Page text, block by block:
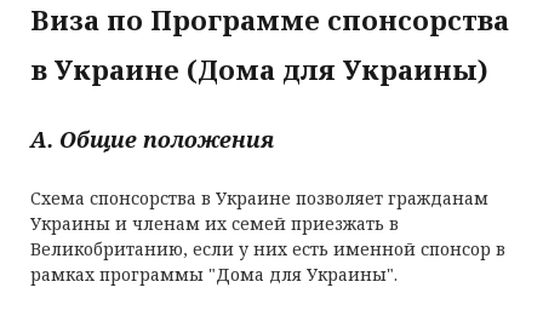
Виза по Программе спонсорства
в Украине (Дома для Украины)
A. Общие положения
Схема спонсорства в Украине позволяет гражданам
Украины и членам их семей приезжать в
Великобританию, если у них есть именной спонсор в
рамках программы "Дома для Украины".